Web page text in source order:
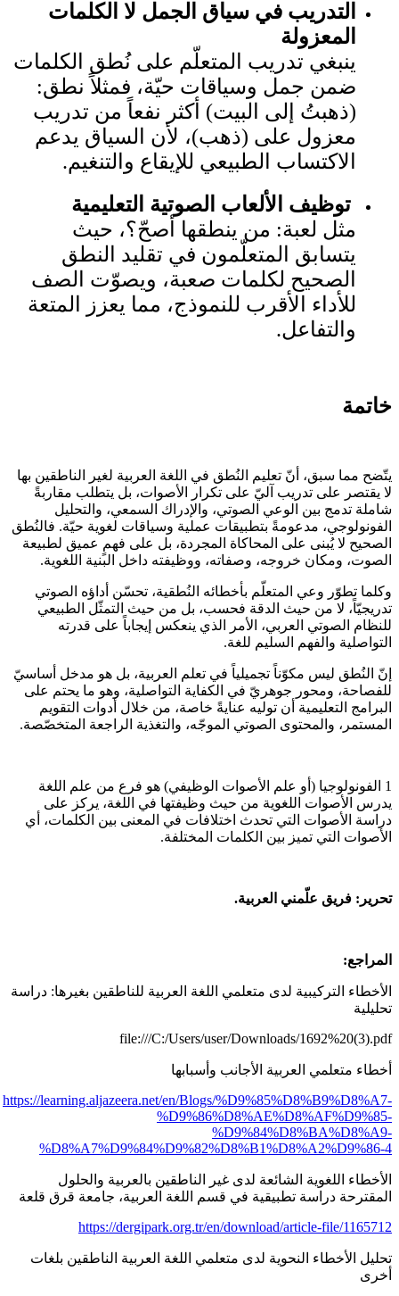
التدريب في سياق الجمل لا الكلمات
المعزولة
ينبغي تدريب المتعلّم على نُطق الكلمات
ضمن جمل وسياقات حيّة، فمثلاً نطق:
(ذهبتُ إلى البيت) أكثر نفعاً من تدريب
معزول على (ذهب)، لأن السياق يدعم
الاكتساب الطبيعي للإيقاع والتنغيم.
توظيف الألعاب الصوتية التعليمية
مثل لعبة: من ينطقها أصحّ؟، حيث
يتسابق المتعلّمون في تقليد النطق
الصحيح لكلمات صعبة، ويصوّت الصف
للأداء الأقرب للنموذج، مما يعزز المتعة
والتفاعل.
خاتمة
يتّضح مما سبق، أنّ تعليم النُطق في اللغة العربية لغير الناطقين بها
لا يقتصر على تدريب آليّ على تكرار الأصوات، بل يتطلب مقاربةً
شاملة تدمج بين الوعي الصوتي، والإدراك السمعي، والتحليل
الفونولوجي، مدعومةً بتطبيقات عملية وسياقات لغوية حيّة. فالنُطق
الصحيح لا يُبنى على المحاكاة المجردة، بل على فهمٍ عميق لطبيعة
الصوت، ومكان خروجه، وصفاته، ووظيفته داخل البنية اللغوية.
وكلما تطوّر وعي المتعلّم بأخطائه النُطقية، تحسّن أداؤه الصوتي
تدريجيّاً، لا من حيث الدقة فحسب، بل من حيث التمثّل الطبيعي
للنظام الصوتي العربي، الأمر الذي ينعكس إيجاباً على قدرته
التواصلية والفهم السليم للغة.
إنّ النُطق ليس مكوّناً تجميلياً في تعلم العربية، بل هو مدخل أساسيّ
للفصاحة، ومحور جوهريّ في الكفاية التواصلية، وهو ما يحتم على
البرامج التعليمية أن توليه عنايةً خاصة، من خلال أدوات التقويم
المستمر، والمحتوى الصوتي الموجّه، والتغذية الراجعة المتخصّصة.
1 الفونولوجيا (أو علم الأصوات الوظيفي) هو فرع من علم اللغة
يدرس الأصوات اللغوية من حيث وظيفتها في اللغة، يركز على
دراسة الأصوات التي تحدث اختلافات في المعنى بين الكلمات، أي
الأصوات التي تميز بين الكلمات المختلفة.
تحرير: فريق علّمني العربية.
المراجع:
الأخطاء التركيبية لدى متعلمي اللغة العربية للناطقين بغيرها: دراسة
تحليلية
file:///C:/Users/user/Downloads/1692%20(3).pdf
أخطاء متعلمي العربية الأجانب وأسبابها
https://learning.aljazeera.net/en/Blogs/%D9%85%D8%B9%D8%A7-
%D9%86%D8%AE%D8%AF%D9%85-
%D9%84%D8%BA%D8%A9-
%D8%A7%D9%84%D9%82%D8%B1%D8%A2%D9%86-4
الأخطاء اللغوية الشائعة لدى غير الناطقين بالعربية والحلول
المقترحة دراسة تطبيقية في قسم اللغة العربية، جامعة قرق قلعة
https://dergipark.org.tr/en/download/article-file/1165712
تحليل الأخطاء النحوية لدى متعلمي اللغة العربية الناطقين بلغات
أخرى